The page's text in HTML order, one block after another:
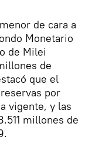
de cara a
Monetario
de Milei
de
que el
por
vigente, y las
millones de